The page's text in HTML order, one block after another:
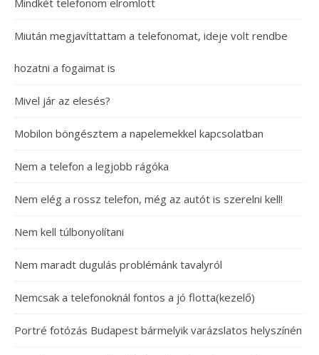
Mindkét telefonom elromlott
Miután megjavíttattam a telefonomat, ideje volt rendbe
hozatni a fogaimat is
Mivel jár az elesés?
Mobilon böngésztem a napelemekkel kapcsolatban
Nem a telefon a legjobb rágóka
Nem elég a rossz telefon, még az autót is szerelni kell!
Nem kell túlbonyolítani
Nem maradt dugulás problémánk tavalyról
Nemcsak a telefonoknál fontos a jó flotta(kezelő)
Portré fotózás Budapest bármelyik varázslatos helyszínén